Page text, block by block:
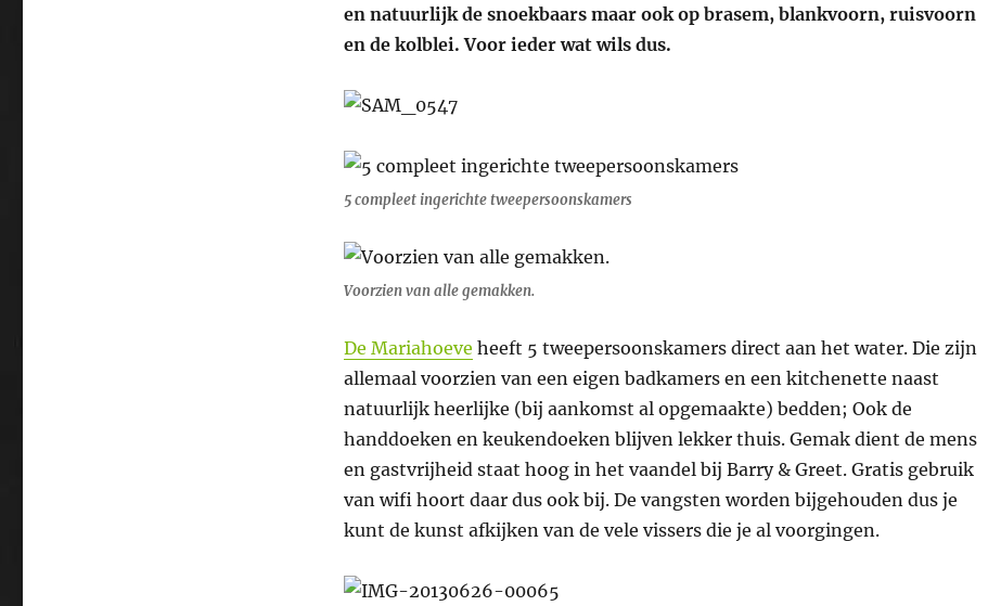
en natuurlijk de snoekbaars maar ook op brasem, blankvoorn, ruisvoorn
en de kolblei. Voor ieder wat wils dus.
5 compleet ingerichte tweepersoonskamers
Voorzien van alle gemakken.
De Mariahoeve heeft 5 tweepersoonskamers direct aan het water. Die zijn
allemaal voorzien van een eigen badkamers en een kitchenette naast
natuurlijk heerlijke (bij aankomst al opgemaakte) bedden; Ook de
handdoeken en keukendoeken blijven lekker thuis. Gemak dient de mens
en gastvrijheid staat hoog in het vaandel bij Barry & Greet. Gratis gebruik
van wifi hoort daar dus ook bij. De vangsten worden bijgehouden dus je
kunt de kunst afkijken van de vele vissers die je al voorgingen.